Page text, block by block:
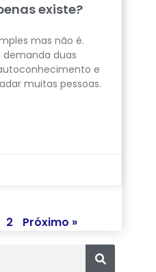
existe?
mas não é.
demanda duas
e
muitas pessoas.
2 Próximo »